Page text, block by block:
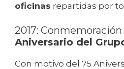
oficinas repartidas por
2017:
Aniversario del
Con motivo del 75